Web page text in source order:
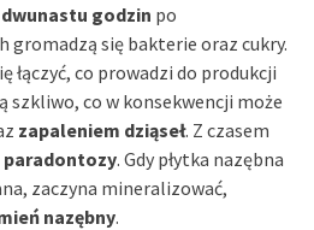
godzin po
gromadzą się bakterie oraz cukry.
łączyć, co prowadzi do produkcji
szkliwo, co w konsekwencji może
zapaleniem dziąseł. Z czasem
paradontozy. Gdy płytka nazębna
zaczyna mineralizować,
nazębny.